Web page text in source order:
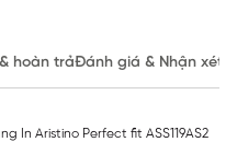
hoàn trảĐánh giá & Nhận xét
In Aristino Perfect fit ASS119AS2